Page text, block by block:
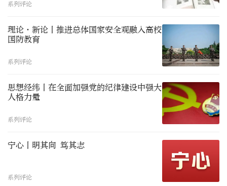
系列评论
理论·新论丨推进总体国家安全观融入高校
国防教育
系列评论
思想经纬丨在全面加强党的纪律建设中强大
人格力量
系列评论
宁心丨明其向 笃其志
系列评论